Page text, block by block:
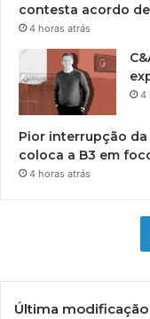
contesta acordo
4 horas atrás
4
Pior interrupção
coloca a B3 em
4 horas atrás
Última modificação